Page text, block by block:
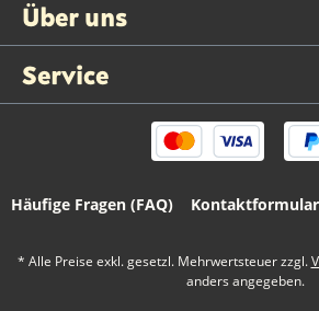
Über uns
Service
Häufige Fragen (FAQ) Kontaktformular
* Alle Preise exkl. gesetzl. Mehrwertsteuer zzgl.
anders angegeben.